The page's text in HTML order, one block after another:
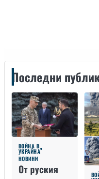
Последни
ВОЙНА В
УКРАЙНА
НОВИНИ
От руския